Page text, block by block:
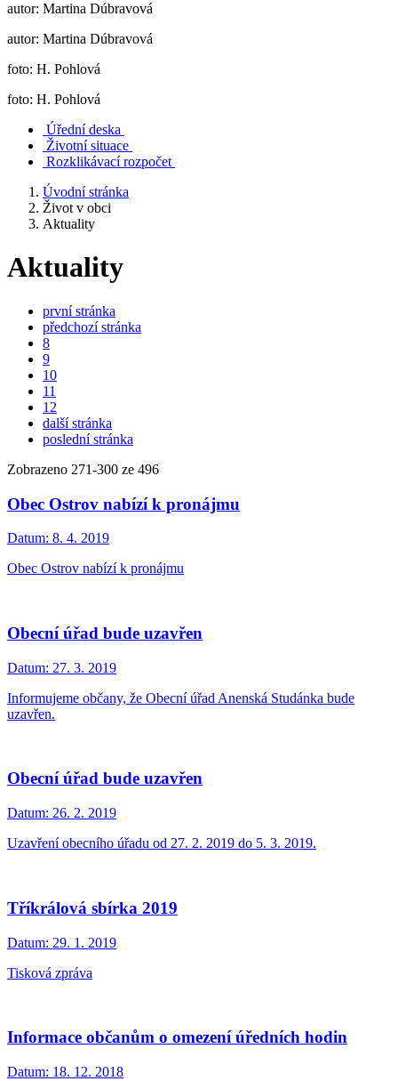
autor: Martina Dúbravová
autor: Martina Dúbravová
foto: H. Pohlová
foto: H. Pohlová
Úřední deska
Životní situace
Rozklikávací rozpočet
Úvodní stránka
Život v obci
Aktuality
Aktuality
první stránka
předchozí stránka
8
9
10
11
12
další stránka
poslední stránka
Zobrazeno 271-300 ze 496
Obec Ostrov nabízí k pronájmu
Datum: 8. 4. 2019
Obec Ostrov nabízí k pronájmu
Obecní úřad bude uzavřen
Datum: 27. 3. 2019
Informujeme občany, že Obecní úřad Anenská Studánka bude
uzavřen.
Obecní úřad bude uzavřen
Datum: 26. 2. 2019
Uzavření obecního úřadu od 27. 2. 2019 do 5. 3. 2019.
Tříkrálová sbírka 2019
Datum: 29. 1. 2019
Tisková zpráva
Informace občanům o omezení úředních hodin
Datum: 18. 12. 2018